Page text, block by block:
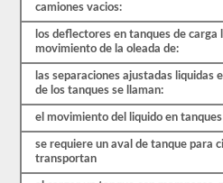
tanque.
Hemos
compilado
preguntas
que
saber
antes
dirigirse
al
camiones vacios:
los deflectores en tanques de carga
movimiento de la oleada de:
las separaciones ajustadas
de los tanques se llaman:
el movimiento del liquido en
se requiere un aval de tanque para
transportan